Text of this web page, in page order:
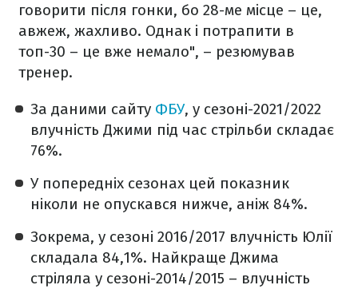
говорити після гонки, бо 28-ме місце – це,
авжеж, жахливо. Однак і потрапити в
топ-30 – це вже немало", – резюмував
тренер.
За даними сайту ФБУ, у сезоні-2021/2022
влучність Джими під час стрільби складає
76%.
У попередніх сезонах цей показник
ніколи не опускався нижче, аніж 84%.
Зокрема, у сезоні 2016/2017 влучність Юлії
складала 84,1%. Найкраще Джима
стріляла у сезоні-2014/2015 – влучність